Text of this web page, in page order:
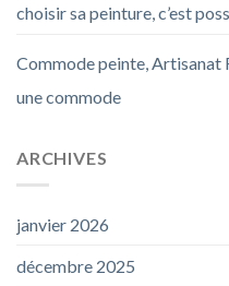
choisir sa peinture, c’est
Commode peinte, Artisanat
une commode
ARCHIVES
janvier 2026
décembre 2025